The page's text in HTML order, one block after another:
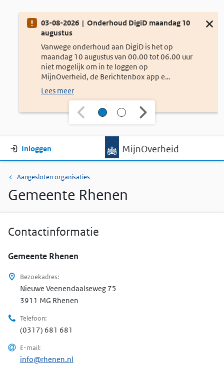
Onderhoud
03-08-2026 | Onderhoud DigiD maandag 10
augustus
Vanwege onderhoud aan DigiD is het op
maandag 10 augustus van 00.00 tot 06.00 uur
niet mogelijk om in te loggen op
MijnOverheid, de Berichtenbox app e…
Lees meer
Sluit
MijnOverheid
Gebruikersmenu
Inloggen
Kruimelpad
Aangesloten organisaties
Gemeente Rhenen
Contactinformatie
Gemeente Rhenen
Bezoekadres:
Nieuwe Veenendaalseweg 75
3 9 1 1 M G
3911 MG Rhenen
Telefoon:
(0317) 681 681
E-mail:
info@rhenen.nl